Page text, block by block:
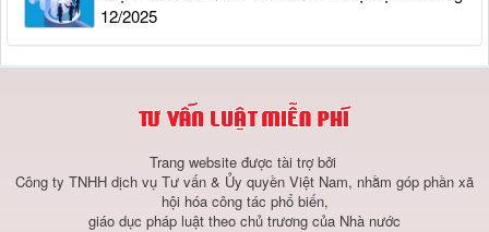
12/2025
Trang website được tài trợ bởi
Công ty TNHH dịch vụ Tư vấn & Ủy quyền Việt Nam, nhằm góp phần xã
hội hóa công tác phổ biến,
giáo dục pháp luật theo chủ trương của Nhà nước